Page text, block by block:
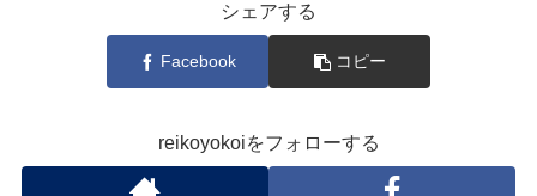
シェアする
Facebook コピー
reikoyokoiをフォローする